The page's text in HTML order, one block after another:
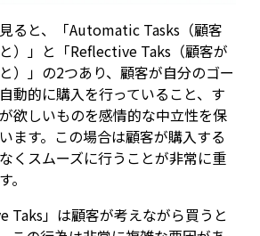
ると、「Automatic Tasks（顧客
）」と「Reflective Taks（顧客が
）」の2つあり、顧客が自分のゴー
動的に購入を行っていること、す
欲しいものを感情的な中立性を保
ます。この場合は顧客が購入する
くスムーズに行うことが非常に重
。
Taks」は顧客が考えながら買うと